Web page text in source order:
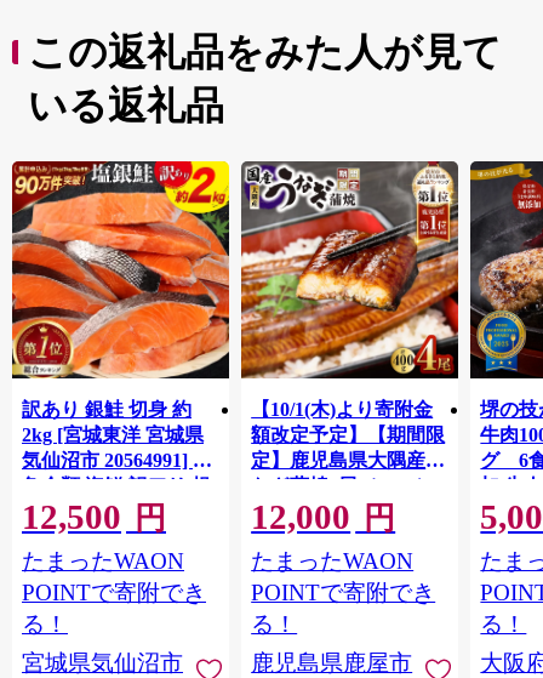
この返礼品をみた人が見て
いる返礼品
訳あり 銀鮭 切身 約
2kg [宮城東洋 宮城県
気仙沼市 20564991] 鮭
魚介類 海鮮 訳アリ 規
格外 不揃い さけ サケ
鮭切身 シャケ 切り身
冷凍 家庭用 おかず 弁
当 支援 サーモン 銀鮭
切り身 魚 わけあり
12,500 円
たまったWAON
POINTで寄附でき
る！
宮城県気仙沼市
【10/1(木)より寄附金
額改定予定】【期間限
定】鹿児島県大隅産う
なぎ蒲焼4尾（400g）
12,000 円
たまったWAON
POINTで寄附でき
る！
鹿児島県鹿屋市
堺の技
牛肉
グ 6
加 牛
ット 6
メ 温
菜 簡
すめ
取り
料 ふ
堺市】
たま
る！
大阪